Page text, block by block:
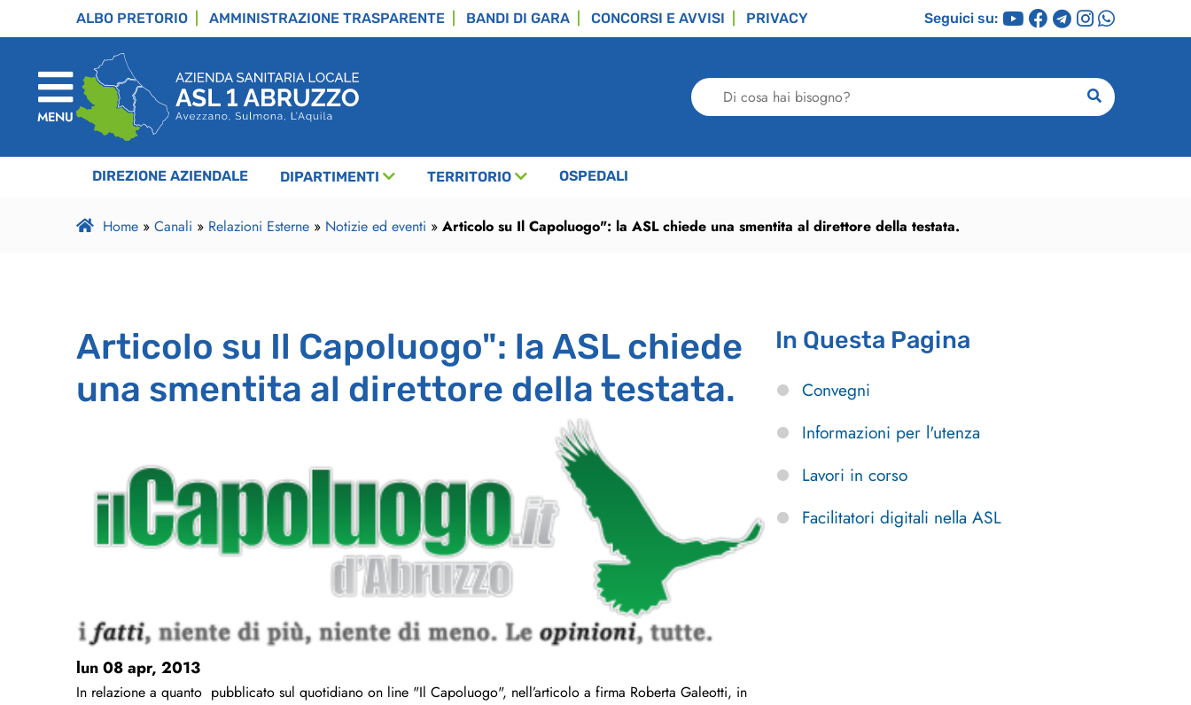
ALBO PRETORIO AMMINISTRAZIONE TRASPARENTE BANDI DI GARA CONCORSI E AVVISI PRIVACY Seguici su:
MENU
Di
cosa
bisogno?
ricerca
DIREZIONE AZIENDALE DIPARTIMENTI TERRITORIO OSPEDALI
Home» Canali » Relazioni Esterne» Notizie ed eventi » Articolo su Il Capoluogo": la ASL chiede una smentita al direttore della testata.
Articolo su Il Capoluogo": la ASL chiede
una smentita al direttore della testata.
lun 08 apr, 2013
In relazione a quanto pubblicato sul quotidiano on line "Il Capoluogo", nell’articolo a firma Roberta Galeotti, in
In Questa Pagina
Convegni
Informazioni per l'utenza
Lavori in corso
Facilitatori digitali nella ASL